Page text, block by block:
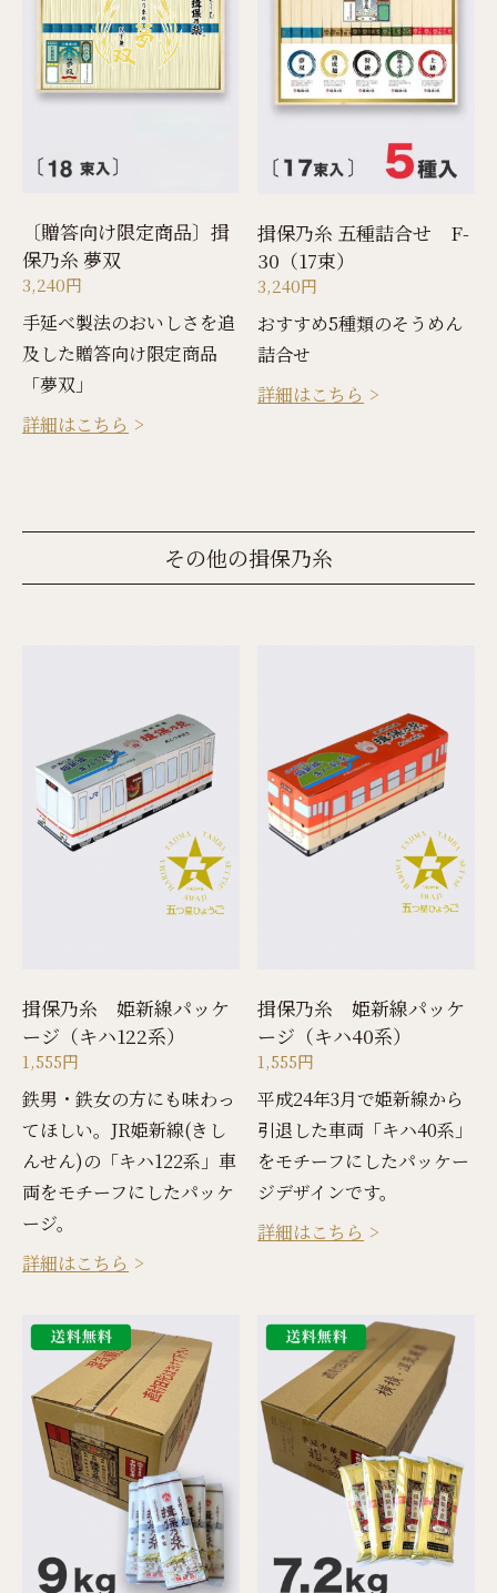
〔贈答向け限定商品〕揖
保乃糸 夢双
3,240円
手延べ製法のおいしさを追
及した贈答向け限定商品
「夢双」
詳細はこちら
揖保乃糸 五種詰合せ F-
30（17束）
3,240円
おすすめ5種類のそうめん
詰合せ
詳細はこちら
その他の揖保乃糸
揖保乃糸 姫新線パッケ
ージ（キハ122系）
1,555円
鉄男・鉄女の方にも味わっ
てほしい。JR姫新線(きし
んせん)の「キハ122系」車
両をモチーフにしたパッケ
ージ。
詳細はこちら
揖保乃糸 姫新線パッケ
ージ（キハ40系）
1,555円
平成24年3月で姫新線から
引退した車両「キハ40系」
をモチーフにしたパッケー
ジデザインです。
詳細はこちら